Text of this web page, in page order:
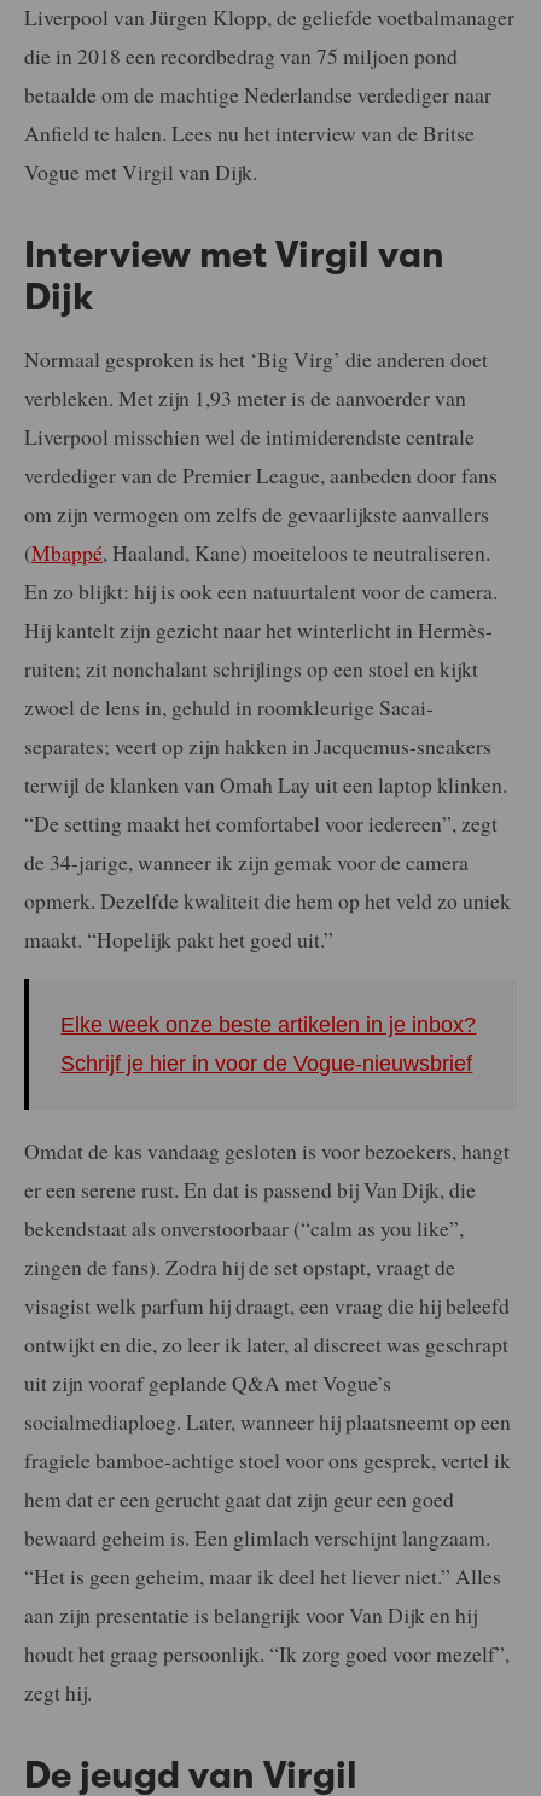
Liverpool van Jürgen Klopp, de geliefde voetbalmanager
die in 2018 een recordbedrag van 75 miljoen pond
betaalde om de machtige Nederlandse verdediger naar
Anfield te halen. Lees nu het interview van de Britse
Vogue met Virgil van Dijk.
Interview met Virgil van
Dijk
Normaal gesproken is het ‘Big Virg’ die anderen doet
verbleken. Met zijn 1,93 meter is de aanvoerder van
Liverpool misschien wel de intimiderendste centrale
verdediger van de Premier League, aanbeden door fans
om zijn vermogen om zelfs de gevaarlijkste aanvallers
(Mbappé, Haaland, Kane) moeiteloos te neutraliseren.
En zo blijkt: hij is ook een natuurtalent voor de camera.
Hij kantelt zijn gezicht naar het winterlicht in Hermès-
ruiten; zit nonchalant schrijlings op een stoel en kijkt
zwoel de lens in, gehuld in roomkleurige Sacai-
separates; veert op zijn hakken in Jacquemus-sneakers
terwijl de klanken van Omah Lay uit een laptop klinken.
“De setting maakt het comfortabel voor iedereen”, zegt
de 34-jarige, wanneer ik zijn gemak voor de camera
opmerk. Dezelfde kwaliteit die hem op het veld zo uniek
maakt. “Hopelijk pakt het goed uit.”
Elke week onze beste artikelen in je inbox?
Schrijf je hier in voor de Vogue-nieuwsbrief
Omdat de kas vandaag gesloten is voor bezoekers, hangt
er een serene rust. En dat is passend bij Van Dijk, die
bekendstaat als onverstoorbaar (“calm as you like”,
zingen de fans). Zodra hij de set opstapt, vraagt de
visagist welk parfum hij draagt, een vraag die hij beleefd
ontwijkt en die, zo leer ik later, al discreet was geschrapt
uit zijn vooraf geplande Q&A met Vogue’s
socialmediaploeg. Later, wanneer hij plaatsneemt op een
fragiele bamboe-achtige stoel voor ons gesprek, vertel ik
hem dat er een gerucht gaat dat zijn geur een goed
bewaard geheim is. Een glimlach verschijnt langzaam.
“Het is geen geheim, maar ik deel het liever niet.” Alles
aan zijn presentatie is belangrijk voor Van Dijk en hij
houdt het graag persoonlijk. “Ik zorg goed voor mezelf”,
zegt hij.
De jeugd van Virgil